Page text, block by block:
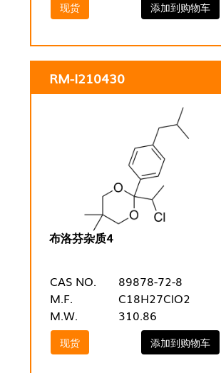
现货 添加到购物车
RM-I210430
布洛芬杂质4
CAS NO.
89878-72-8
M.F.
C18H27ClO2
M.W.
310.86
现货 添加到购物车